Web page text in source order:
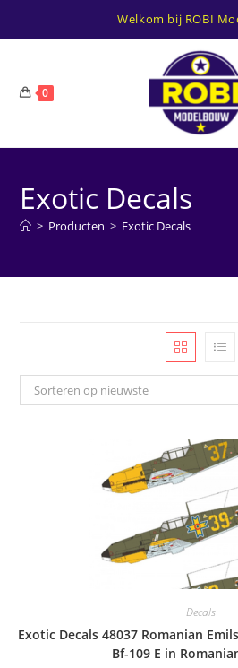
Welkom bij ROBI
0
Exotic Decals
> Producten > Exotic Decals
Sorteren op nieuwste
Decals
Exotic Decals 48037 Romanian
Bf-109 E in